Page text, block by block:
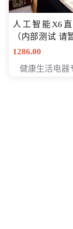
人工智能X6
（内部测试 请
购买）
1286.00
健康生活电器